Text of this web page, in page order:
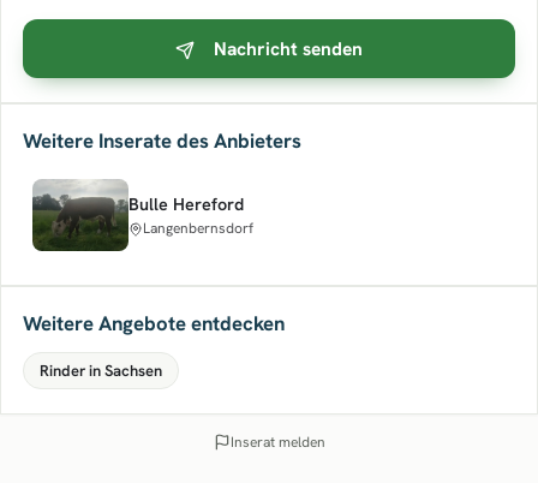
Nachricht senden
Weitere Inserate des Anbieters
Bulle Hereford
Langenbernsdorf
Weitere Angebote entdecken
Rinder in Sachsen
Inserat melden